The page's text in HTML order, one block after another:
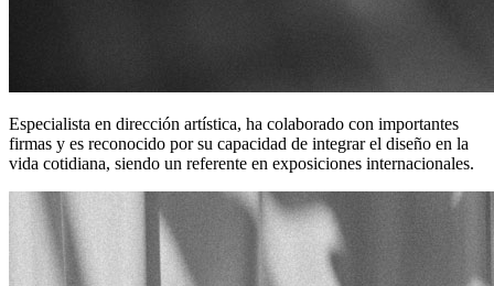
Especialista en dirección artística, ha colaborado con importantes
firmas y es reconocido por su capacidad de integrar el diseño en la
vida cotidiana, siendo un referente en exposiciones internacionales.